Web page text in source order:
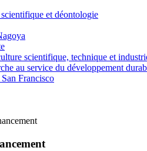
et déontologie
scientifique, technique et
au service du développement
Francisco